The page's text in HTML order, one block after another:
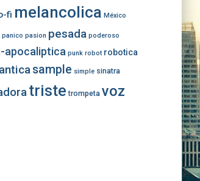
fi melancolica México
panico pasion pesada poderoso
apocaliptica punk robot robotica
sample simple sinatra
triste trompeta voz